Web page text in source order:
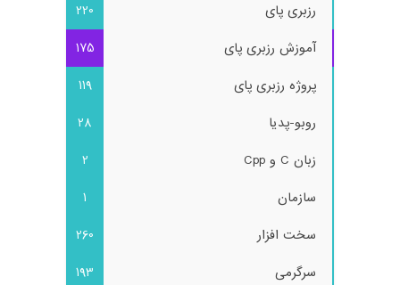
رزبری پای
220
آموزش رزبری پای
175
پروژه رزبری پای
119
روبو-پدیا
28
زبان C و Cpp
2
سازمان
1
سخت افزار
260
سرگرمی
193